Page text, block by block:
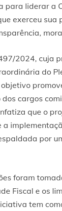
para liderar a
exerceu
2024, cuja
do
cargos
que o
por
foram
Fiscal e os
tem